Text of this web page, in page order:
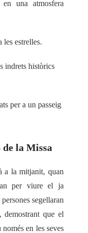
una atmosfera
les estrelles.
indrets històrics
per a un passeig
la Missa
a la mitjanit, quan
per viure el ja
segellaran
demostrant que el
en les seves